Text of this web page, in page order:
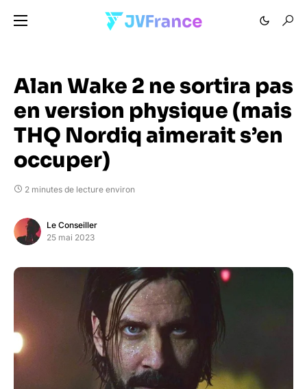
Alan Wake 2 ne sortira pas
en version physique (mais
THQ Nordiq aimerait s’en
occuper)
2 minutes de lecture environ
Le Conseiller
25 mai 2023